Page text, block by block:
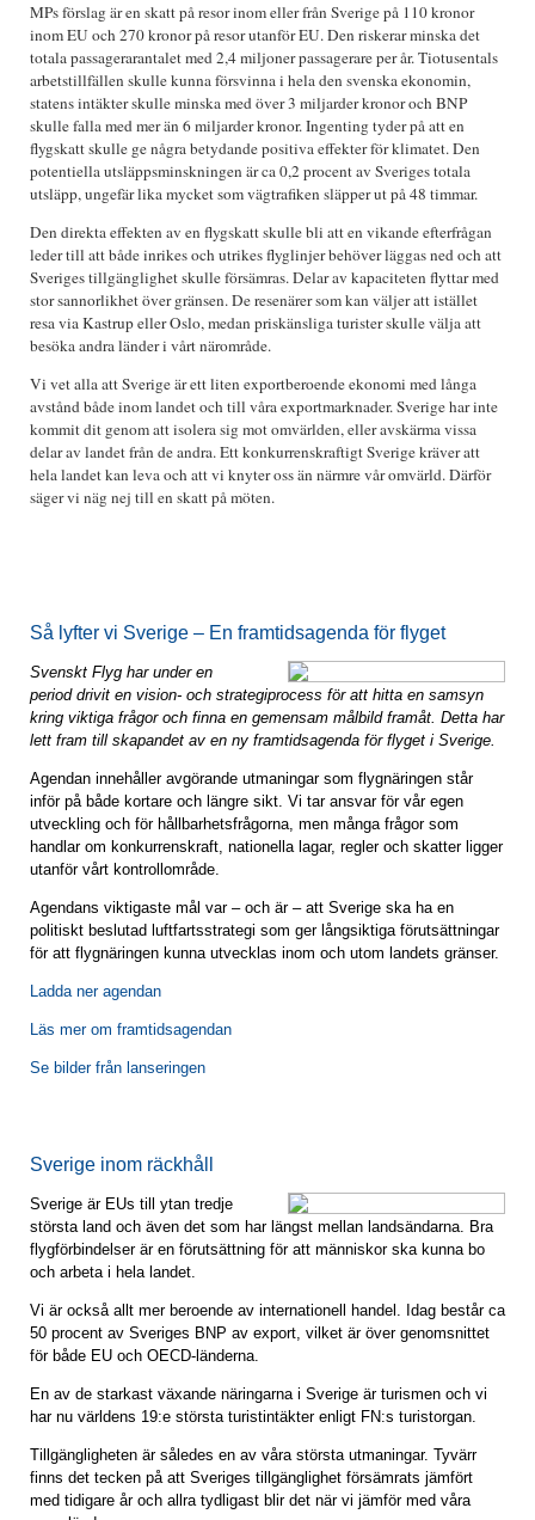
MPs förslag är en skatt på resor inom eller från Sverige på 110 kronor
inom EU och 270 kronor på resor utanför EU. Den riskerar minska det
totala passagerarantalet med 2,4 miljoner passagerare per år. Tiotusentals
arbetstillfällen skulle kunna försvinna i hela den svenska ekonomin,
statens intäkter skulle minska med över 3 miljarder kronor och BNP
skulle falla med mer än 6 miljarder kronor. Ingenting tyder på att en
flygskatt skulle ge några betydande positiva effekter för klimatet. Den
potentiella utsläppsminskningen är ca 0,2 procent av Sveriges totala
utsläpp, ungefär lika mycket som vägtrafiken släpper ut på 48 timmar.
Den direkta effekten av en flygskatt skulle bli att en vikande efterfrågan
leder till att både inrikes och utrikes flyglinjer behöver läggas ned och att
Sveriges tillgänglighet skulle försämras. Delar av kapaciteten flyttar med
stor sannorlikhet över gränsen. De resenärer som kan väljer att istället
resa via Kastrup eller Oslo, medan priskänsliga turister skulle välja att
besöka andra länder i vårt närområde.
Vi vet alla att Sverige är ett liten exportberoende ekonomi med långa
avstånd både inom landet och till våra exportmarknader. Sverige har inte
kommit dit genom att isolera sig mot omvärlden, eller avskärma vissa
delar av landet från de andra. Ett konkurrenskraftigt Sverige kräver att
hela landet kan leva och att vi knyter oss än närmre vår omvärld. Därför
säger vi näg nej till en skatt på möten.
Så lyfter vi Sverige – En framtidsagenda för flyget
Svenskt Flyg har under en
period drivit en vision- och strategiprocess för att hitta en samsyn
kring viktiga frågor och finna en gemensam målbild framåt. Detta har
lett fram till skapandet av en ny framtidsagenda för flyget i Sverige.
Agendan innehåller avgörande utmaningar som flygnäringen står
inför på både kortare och längre sikt. Vi tar ansvar för vår egen
utveckling och för hållbarhetsfrågorna, men många frågor som
handlar om konkurrenskraft, nationella lagar, regler och skatter ligger
utanför vårt kontrollområde.
Agendans viktigaste mål var – och är – att Sverige ska ha en
politiskt beslutad luftfartsstrategi som ger långsiktiga förutsättningar
för att flygnäringen kunna utvecklas inom och utom landets gränser.
Ladda ner agendan
Läs mer om framtidsagendan
Se bilder från lanseringen
Sverige inom räckhåll
Sverige är EUs till ytan tredje
största land och även det som har längst mellan landsändarna. Bra
flygförbindelser är en förutsättning för att människor ska kunna bo
och arbeta i hela landet.
Vi är också allt mer beroende av internationell handel. Idag består ca
50 procent av Sveriges BNP av export, vilket är över genomsnittet
för både EU och OECD-länderna.
En av de starkast växande näringarna i Sverige är turismen och vi
har nu världens 19:e största turistintäkter enligt FN:s turistorgan.
Tillgängligheten är således en av våra största utmaningar. Tyvärr
finns det tecken på att Sveriges tillgänglighet försämrats jämfört
med tidigare år och allra tydligast blir det när vi jämför med våra